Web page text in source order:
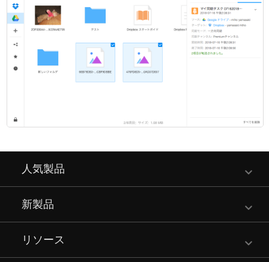
人気製品
新製品
リソース